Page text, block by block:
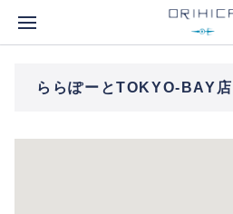
ららぽーとTOKYO-BAY店